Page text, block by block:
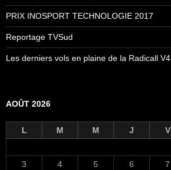
PRIX INOSPORT TECHNOLOGIE 2017
Reportage TVSud
Les derniers vols en plaine de la Radicall V4
AOÛT 2026
L M M J V
3
4 5 6 7